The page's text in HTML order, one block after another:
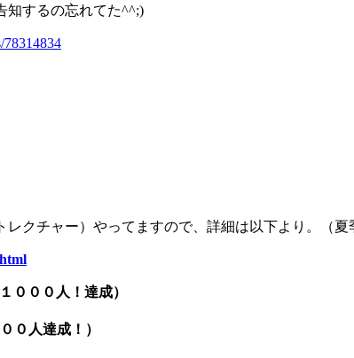
知するの忘れてた^^;)
78314834
クチャー）やってますので、詳細は以下より。（夏
１０００人！達成）
０人達成！）